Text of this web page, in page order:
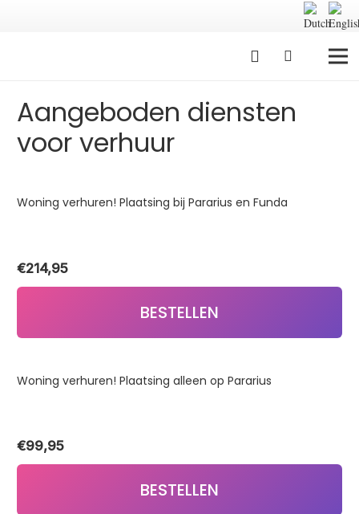
Aangeboden diensten
voor verhuur
Woning verhuren! Plaatsing bij Pararius en Funda
€214,95
BESTELLEN
Woning verhuren! Plaatsing alleen op Pararius
€99,95
BESTELLEN